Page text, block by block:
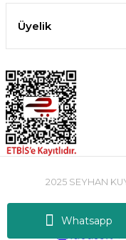
Whatsapp
Üyelik
2025 SEYHAN